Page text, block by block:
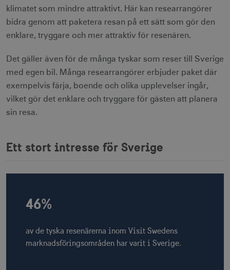
klimatet som mindre attraktivt. Här kan researrangörer
bidra genom att paketera resan på ett sätt som gör den
enklare, tryggare och mer attraktiv för resenären.
Det gäller även för de många tyskar som reser till Sverige
med egen bil. Många researrangörer erbjuder paket där
exempelvis färja, boende och olika upplevelser ingår,
vilket gör det enklare och tryggare för gästen att planera
sin resa.
Ett stort intresse för Sverige
46%
av de tyska resenärerna inom Visit Swedens
marknadsföringsområden har varit i Sverige.